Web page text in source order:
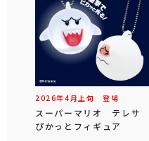
2026年4 月 上旬 登場
スーパーマリオ テレサ
ぴかっとフィギュア